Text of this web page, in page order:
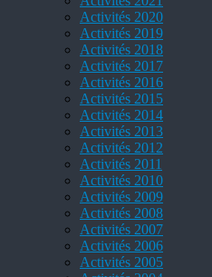
Activités 2020
Activités 2019
Activités 2018
Activités 2017
Activités 2016
Activités 2015
Activités 2014
Activités 2013
Activités 2012
Activités 2011
Activités 2010
Activités 2009
Activités 2008
Activités 2007
Activités 2006
Activités 2005